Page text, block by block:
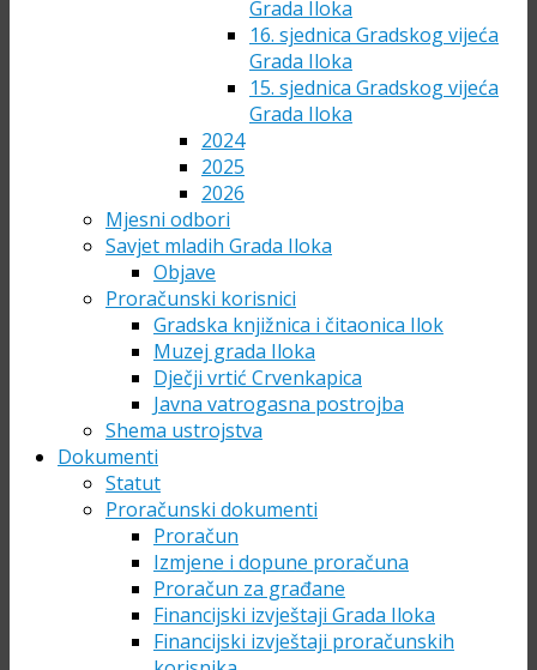
Grada Iloka
16. sjednica Gradskog vijeća
Grada Iloka
15. sjednica Gradskog vijeća
Grada Iloka
2024
2025
2026
Mjesni odbori
Savjet mladih Grada Iloka
Objave
Proračunski korisnici
Gradska knjižnica i čitaonica Ilok
Muzej grada Iloka
Dječji vrtić Crvenkapica
Javna vatrogasna postrojba
Shema ustrojstva
Dokumenti
Statut
Proračunski dokumenti
Proračun
Izmjene i dopune proračuna
Proračun za građane
Financijski izvještaji Grada Iloka
Financijski izvještaji proračunskih